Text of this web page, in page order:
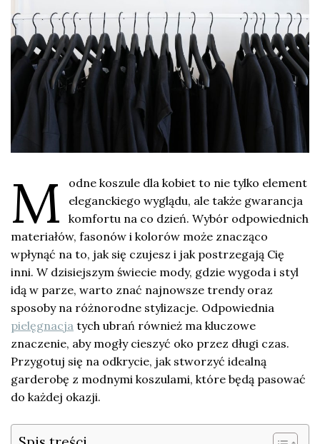
M
odne koszule dla kobiet to nie tylko element
eleganckiego wyglądu, ale także gwarancja
komfortu na co dzień. Wybór odpowiednich
materiałów, fasonów i kolorów może znacząco
wpłynąć na to, jak się czujesz i jak postrzegają Cię
inni. W dzisiejszym świecie mody, gdzie wygoda i styl
idą w parze, warto znać najnowsze trendy oraz
sposoby na różnorodne stylizacje. Odpowiednia
pielęgnacja tych ubrań również ma kluczowe
znaczenie, aby mogły cieszyć oko przez długi czas.
Przygotuj się na odkrycie, jak stworzyć idealną
garderobę z modnymi koszulami, które będą pasować
do każdej okazji.